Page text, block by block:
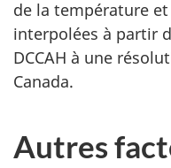
de la température
interpolées à partir
DCCAH à une
Canada.
Autres